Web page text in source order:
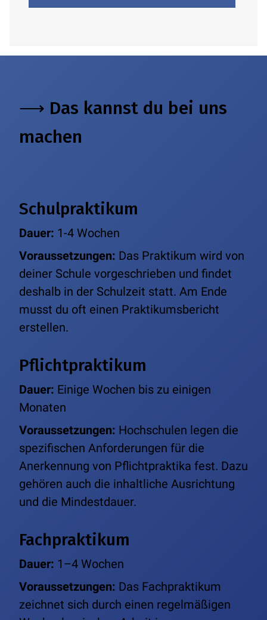
⟶ Das kannst du bei uns
machen
Schulpraktikum
Dauer: 1-4 Wochen
Voraussetzungen: Das Praktikum wird von
deiner Schule vorgeschrieben und findet
deshalb in der Schulzeit statt. Am Ende
musst du oft einen Praktikumsbericht
erstellen.
Pflichtpraktikum
Dauer: Einige Wochen bis zu einigen
Monaten
Voraussetzungen: Hochschulen legen die
spezifischen Anforderungen für die
Anerkennung von Pflichtpraktika fest. Dazu
gehören auch die inhaltliche Ausrichtung
und die Mindestdauer.
Fachpraktikum
Dauer: 1–4 Wochen
Voraussetzungen: Das Fachpraktikum
zeichnet sich durch einen regelmäßigen